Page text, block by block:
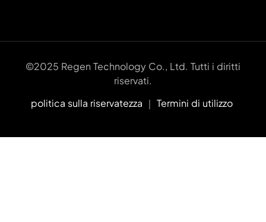
©2025 Regen Technology Co., Ltd. Tutti i diritti
riservati.
politica sulla riservatezza ｜ Termini di utilizzo